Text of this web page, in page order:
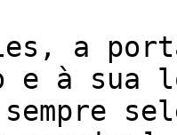
a
e à sua